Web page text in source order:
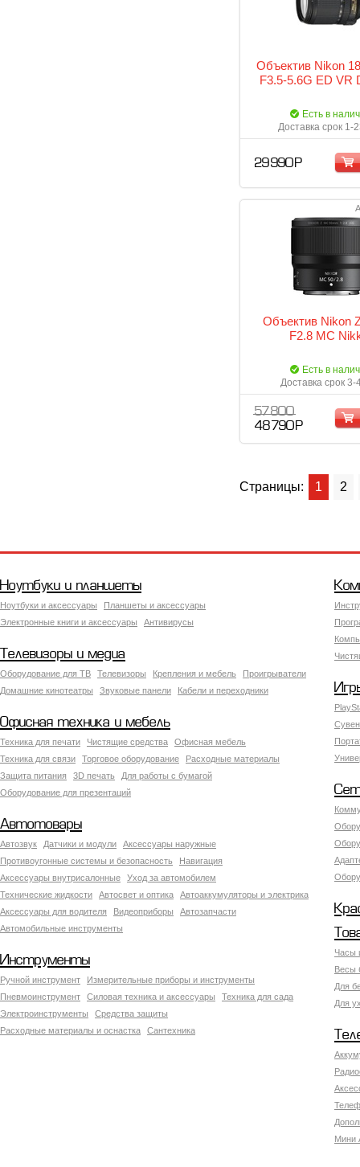
Объектив Nikon
F3.5-5.6G ED VR
Есть в
Доставка срок 1-
29 990 Р
Объектив Nikon
F2.8 MC
Есть в
Доставка срок 3-
57 800
48 790 Р
Страницы: 1 2
Ноутбуки и планшеты
Ноутбуки и аксессуары
Планшеты и аксессуары
Электронные книги и аксессуары
Антивирусы
Телевизоры и медиа
Оборудование для ТВ Телевизоры Крепления и мебель
Проигрыватели
Домашние кинотеатры
Звуковые панели Кабели и переходники
Офисная техника и мебель
Техника для печати Чистящие средства
Офисная мебель
Техника для связи
Торговое оборудование
Расходные материалы
Защита питания
3D печать
Для работы с бумагой
Оборудование для презентаций
Автотовары
Автозвук Датчики и модули
Аксессуары наружные
Противоугонные системы и безопасность
Навигация
Аксесcуары внутрисалонные
Уход за автомобилем
Технические жидкости
Автосвет и оптика
Автоаккумуляторы и электрика
Аксессуары для водителя
Видеоприборы
Автозапчасти
Автомобильные инструменты
Часы
Весы
Для
Для
Инструменты
Ручной инструмент
Измерительные приборы и инструменты
Пневмоинструмент
Силовая техника и аксессуары
Техника для сада
Электроинструменты
Средства защиты
Расходные материалы и оснастка
Сантехника
Мини